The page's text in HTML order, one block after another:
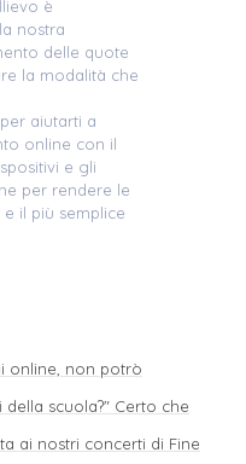
è
nostra
delle quote
la modalità che
aiutarti a
online con il
e gli
per rendere le
il più semplice
online, non potrò
scuola?" Certo che
ai nostri concerti di Fine